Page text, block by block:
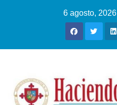
6 agosto, 2026